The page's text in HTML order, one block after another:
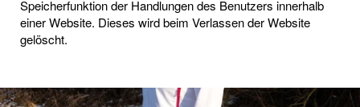
Speicherfunktion der Handlungen des Benutzers innerhalb
einer Website. Dieses wird beim Verlassen der Website
gelöscht.